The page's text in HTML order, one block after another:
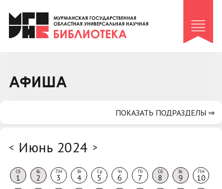
Клуб «Гиря и сельдерей»
Клуб «Семейный архив»
Коллегам
АФИША
< Июнь 2024 >
Сб
1
Вс
2
ПН
3
Вт
4
Ср
5
Чт
6
Пт
7
Сб
8
Вс
9
ПН
10
ПОКАЗАТЬ ПОДРАЗДЕЛЫ ⇒